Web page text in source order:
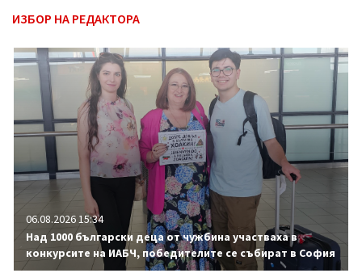
ИЗБОР НА РЕДАКТОРА
06.08.2026 15:34
Над 1000 български деца от чужбина участваха в
конкурсите на ИАБЧ, победителите се събират в София